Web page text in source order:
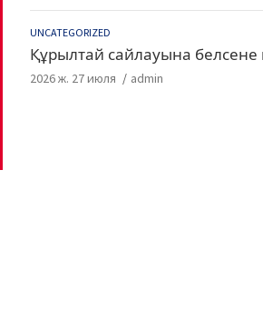
UNCATEGORIZED
Құрылтай сайлауына белсене
2026 ж. 27 июля admin